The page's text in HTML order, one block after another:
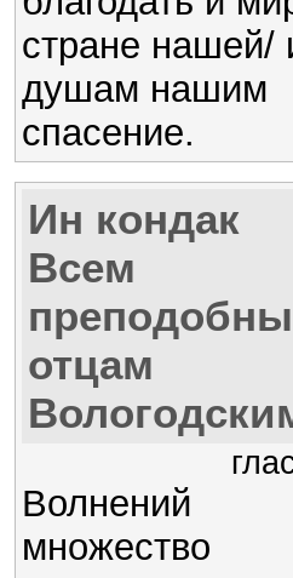
стране нашей/
душам нашим
спасение.
Ин кондак
Всем
отцам
Волнений
множество